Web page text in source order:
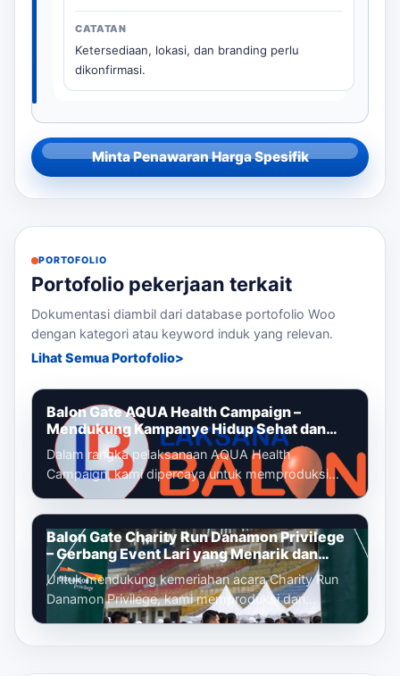
Ketersediaan, lokasi, dan branding perlu
dikonfirmasi.
Minta Penawaran Harga Spesifik
PORTOFOLIO
Portofolio pekerjaan terkait
Dokumentasi diambil dari database portofolio Woo
dengan kategori atau keyword induk yang relevan.
Lihat Semua Portofolio
Balon Gate AQUA Health Campaign –
Mendukung Kampanye Hidup Sehat dan
Gaya Hidup Aktif
Dalam rangka pelaksanaan AQUA Health
Campaign, kami dipercaya untuk memproduksi
dan memasang balon gate custom yang menjadi
identi...
Balon Gate Charity Run Danamon Privilege
– Gerbang Event Lari yang Menarik dan
Profesional
Untuk mendukung kemeriahan acara Charity Run
Danamon Privilege, kami memproduksi dan
memasang balon gate custom sebagai gerbang